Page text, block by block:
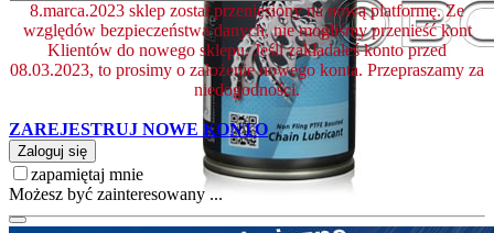
8.marca.2023 sklep został przeniesiony na nową platformę. Ze
względów bezpieczeństwa danych, nie mogliśmy przenieść kont
Klientów do nowego sklepu. Jeśli zakładałeś konto przed
08.03.2023, to prosimy o założenie nowego konta. Przepraszamy za
niedogodności.
ZAREJESTRUJ NOWE KONTO
Zaloguj się
zapamiętaj mnie
Możesz być zainteresowany ...